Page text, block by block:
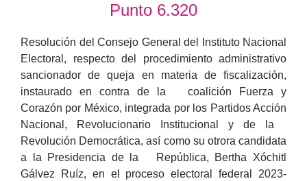
Punto 6.320
Resolución del Consejo General del Instituto Nacional
Electoral, respecto del procedimiento administrativo
sancionador de queja en materia de fiscalización,
instaurado en contra de la coalición Fuerza y
Corazón por México, integrada por los Partidos Acción
Nacional, Revolucionario Institucional y de la
Revolución Democrática, así como su otrora candidata
a la Presidencia de la República, Bertha Xóchitl
Gálvez Ruíz, en el proceso electoral federal 2023-